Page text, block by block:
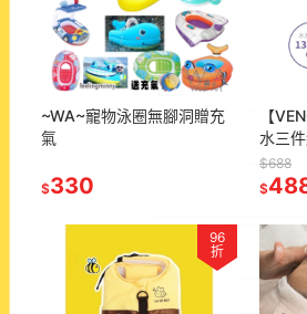
~WA~寵物泳圈無腳洞贈充
氣
$330
【
水三
灘球
貨 滿
$688
$
96
折